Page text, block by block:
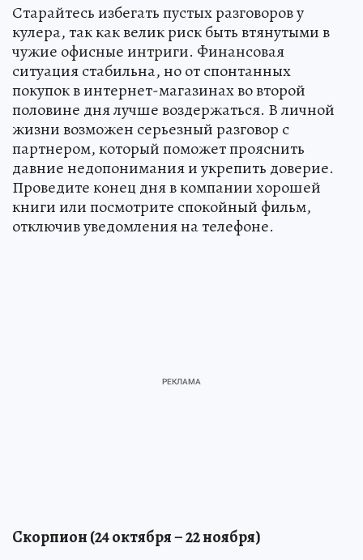
Старайтесь избегать пустых разговоров у
кулера, так как велик риск быть втянутыми в
чужие офисные интриги. Финансовая
ситуация стабильна, но от спонтанных
покупок в интернет-магазинах во второй
половине дня лучше воздержаться. В личной
жизни возможен серьезный разговор с
партнером, который поможет прояснить
давние недопонимания и укрепить доверие.
Проведите конец дня в компании хорошей
книги или посмотрите спокойный фильм,
отключив уведомления на телефоне.
Скорпион (24 октября – 22 ноября)